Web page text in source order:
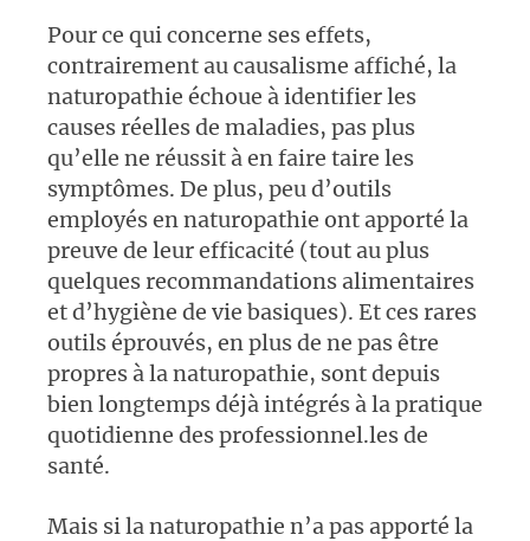
Pour ce qui concerne ses effets,
contrairement au causalisme affiché, la
naturopathie échoue à identifier les
causes réelles de maladies, pas plus
qu’elle ne réussit à en faire taire les
symptômes. De plus, peu d’outils
employés en naturopathie ont apporté la
preuve de leur efficacité (tout au plus
quelques recommandations alimentaires
et d’hygiène de vie basiques). Et ces rares
outils éprouvés, en plus de ne pas être
propres à la naturopathie, sont depuis
bien longtemps déjà intégrés à la pratique
quotidienne des professionnel.les de
santé.
Mais si la naturopathie n’a pas apporté la